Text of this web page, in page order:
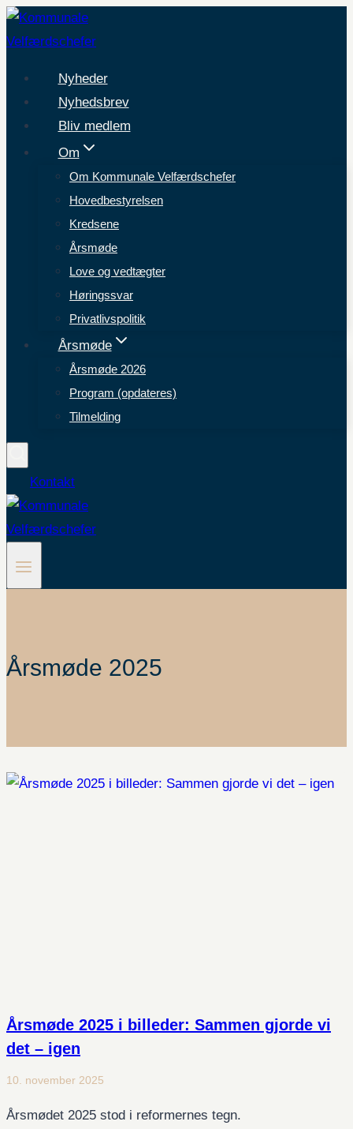
Fortsæt
til
Nyheder
Nyhedsbrev
Bliv medlem
Om
Om Kommunale Velfærdschefer
Hovedbestyrelsen
Kredsene
Årsmøde
Love og vedtægter
Høringssvar
Privatlivspolitik
Årsmøde
Årsmøde 2026
Program (opdateres)
Tilmelding
Kontakt
Årsmøde 2025
Årsmøde 2025 i billeder: Sammen gjorde vi
det – igen
10. november 2025
Årsmødet 2025 stod i reformernes tegn.